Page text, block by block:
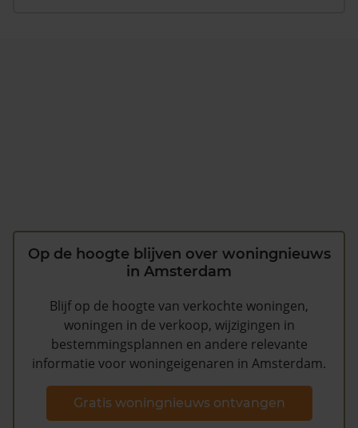
Op de hoogte blijven over woningnieuws
in Amsterdam
Blijf op de hoogte van verkochte woningen,
woningen in de verkoop, wijzigingen in
bestemmingsplannen en andere relevante
informatie voor woningeigenaren in Amsterdam.
Gratis woningnieuws ontvangen